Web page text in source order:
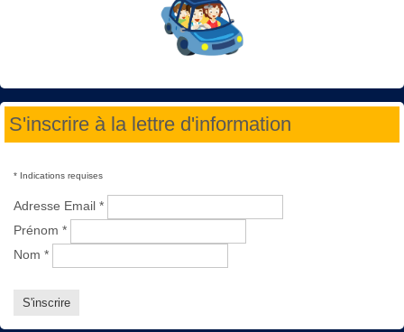
S'inscrire à la lettre d'information
* Indications requises
Adresse Email *
Prénom *
Nom *